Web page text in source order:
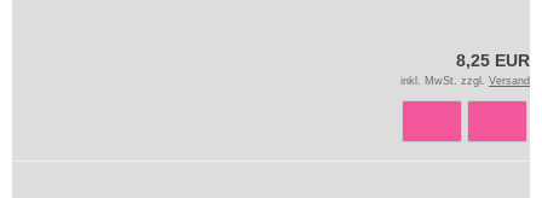
8,25 EUR
inkl. MwSt. zzgl. Versand